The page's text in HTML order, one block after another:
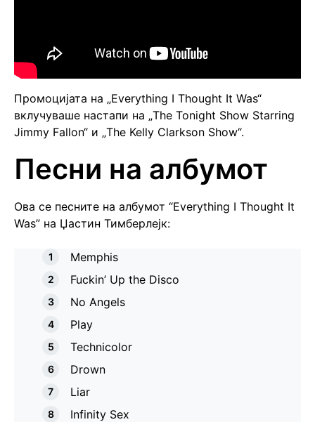
Промоцијата на „Everything I Thought It Was“
вклучуваше настапи на „The Tonight Show Starring
Jimmy Fallon“ и „The Kelly Clarkson Show“.
Песни на албумот
Ова се песните на албумот “Everything I Thought It
Was” на Џастин Тимберлејк:
Memphis
Fuckin’ Up the Disco
No Angels
Play
Technicolor
Drown
Liar
Infinity Sex